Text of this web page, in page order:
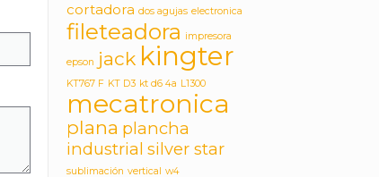
cortadora dos agujas electronica
fileteadora impresora
epson jack kingter
KT767 F KT D3 kt d6 4a L1300
mecatronica
plana plancha
industrial silver star
sublimación vertical w4